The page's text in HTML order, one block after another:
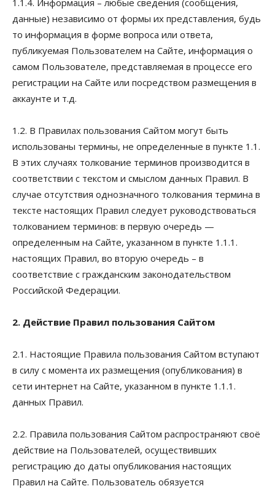
данные) независимо от формы их представления, будь
то информация в форме вопроса или ответа,
публикуемая Пользователем на Сайте, информация о
самом Пользователе, представляемая в процессе его
регистрации на Сайте или посредством размещения в
аккаунте и т.д.
1.2. В Правилах пользования Сайтом могут быть
использованы термины, не определенные в пункте 1.1.
В этих случаях толкование терминов производится в
соответствии с текстом и смыслом данных Правил. В
случае отсутствия однозначного толкования термина в
тексте настоящих Правил следует руководствоваться
толкованием терминов: в первую очередь —
определенным на Сайте, указанном в пункте 1.1.1.
настоящих Правил, во вторую очередь – в
соответствие с гражданским законодательством
Российской Федерации.
2. Действие Правил пользования Сайтом
2.1. Настоящие Правила пользования Сайтом вступают
в силу с момента их размещения (опубликования) в
сети интернет на Сайте, указанном в пункте 1.1.1.
данных Правил.
2.2. Правила пользования Сайтом распространяют своё
действие на Пользователей, осуществивших
регистрацию до даты опубликования настоящих
Правил на Сайте. Пользователь обязуется